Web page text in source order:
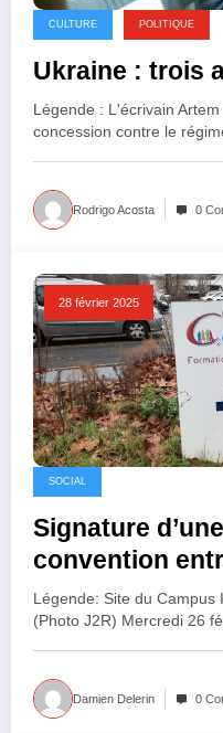
CULTURE POLITIQUE
Ukraine : trois
Légende : L'écrivain
concession contre le
Rodrigo Acosta 0
28 février 2025
SOCIAL
Signature
convention
InSanté et le
Légende: Site du
(Photo J2R) Mercredi 26
Damien Delerin 0